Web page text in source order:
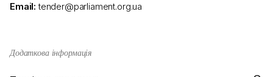
Email: tender@parliament.org.ua
Додаткова інформація